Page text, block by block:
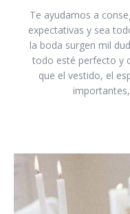
Te ayudamos a
expectativas y sea
la boda surgen mil
todo esté perfecto y
que el vestido, el